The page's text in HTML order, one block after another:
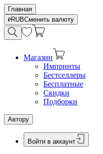
Главная
RUBСменить валюту
Магазин
Импринты
Бестселлеры
Бесплатные
Скидки
Подборки
Автору
Войти в аккаунт